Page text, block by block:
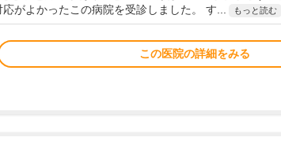
がよかったこの病院を受診しました。 す...
もっと読む
この医院の詳細をみる